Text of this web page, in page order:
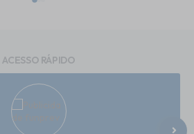
ACESSO RÁPIDO